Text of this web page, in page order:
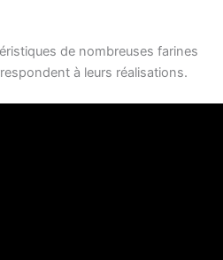
de nom­breuses farines
à leurs réalisations.